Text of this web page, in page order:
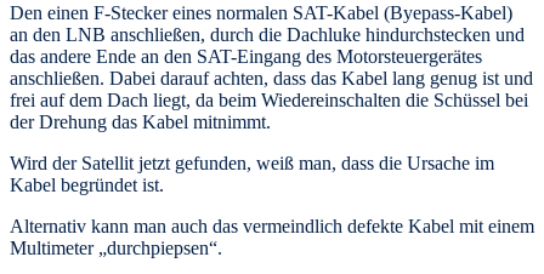
Den einen F-Stecker eines normalen SAT-Kabel (Byepass-Kabel)
an den LNB anschließen, durch die Dachluke hindurchstecken und
das andere Ende an den SAT-Eingang des Motorsteuergerätes
anschließen. Dabei darauf achten, dass das Kabel lang genug ist und
frei auf dem Dach liegt, da beim Wiedereinschalten die Schüssel bei
der Drehung das Kabel mitnimmt.
Wird der Satellit jetzt gefunden, weiß man, dass die Ursache im
Kabel begründet ist.
Alternativ kann man auch das vermeindlich defekte Kabel mit einem
Multimeter „durchpiepsen“.